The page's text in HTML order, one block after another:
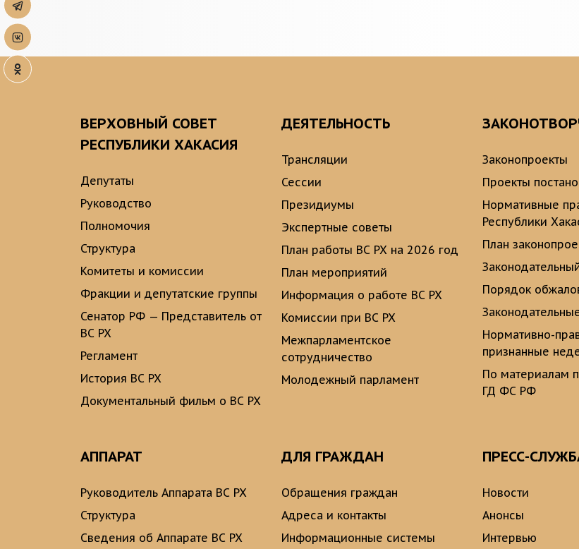
ВЕРХОВНЫЙ СОВЕТ
РЕСПУБЛИКИ ХАКАСИЯ
Депутаты
Руководство
Полномочия
Структура
Комитеты и комиссии
Фракции и депутатские группы
Сенатор РФ — Представитель от
ВС РХ
Регламент
История ВС РХ
Документальный фильм о ВС РХ
ДЕЯТЕЛЬНОСТЬ
Трансляции
Сессии
Президиумы
Экспертные советы
План работы ВС РХ на 2026 год
План мероприятий
Информация о работе ВС РХ
Комиссии при ВС РХ
Межпарламентское
сотрудничество
Молодежный парламент
Законопроекты
Проекты
Нормативные
Республики
План
Порядок
Нормативно-
признанные
По материалам
ГД ФС РФ
АППАРАТ
Руководитель Аппарата ВС РХ
Структура
Сведения об Аппарате ВС РХ
ДЛЯ ГРАЖДАН
Обращения граждан
Адреса и контакты
Информационные системы
ПРЕСС-
Новости
Анонсы
Интервью